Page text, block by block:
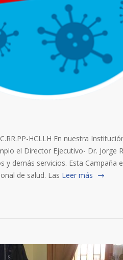
HCLLH En nuestra
el Director Ejecutivo- Dr. Jorge
y demás servicios. Esta Campaña
de salud. Las Leer más